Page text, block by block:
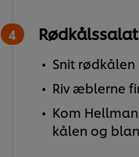
Snit
Riv æblerne
Kom
kålen og